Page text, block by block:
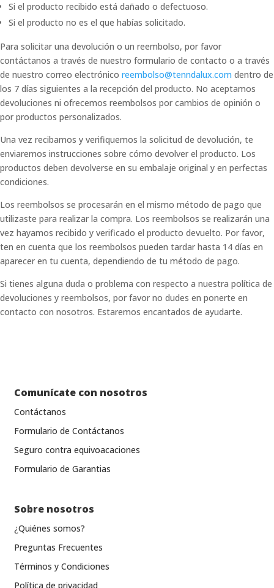
Si el producto recibido está dañado o defectuoso.
Si el producto no es el que habías solicitado.
Para solicitar una devolución o un reembolso, por favor
contáctanos a través de nuestro formulario de contacto o a través
de nuestro correo electrónico reembolso@tenndalux.com dentro de
los 7 días siguientes a la recepción del producto. No aceptamos
devoluciones ni ofrecemos reembolsos por cambios de opinión o
por productos personalizados.
Una vez recibamos y verifiquemos la solicitud de devolución, te
enviaremos instrucciones sobre cómo devolver el producto. Los
productos deben devolverse en su embalaje original y en perfectas
condiciones.
Los reembolsos se procesarán en el mismo método de pago que
utilizaste para realizar la compra. Los reembolsos se realizarán una
vez hayamos recibido y verificado el producto devuelto. Por favor,
ten en cuenta que los reembolsos pueden tardar hasta 14 días en
aparecer en tu cuenta, dependiendo de tu método de pago.
Si tienes alguna duda o problema con respecto a nuestra política de
devoluciones y reembolsos, por favor no dudes en ponerte en
contacto con nosotros. Estaremos encantados de ayudarte.
Comunícate con nosotros
Contáctanos
Formulario de Contáctanos
Seguro contra equivoacaciones
Formulario de Garantias
Sobre nosotros
¿Quiénes somos?
Preguntas Frecuentes
Términos y Condiciones
Política de privacidad